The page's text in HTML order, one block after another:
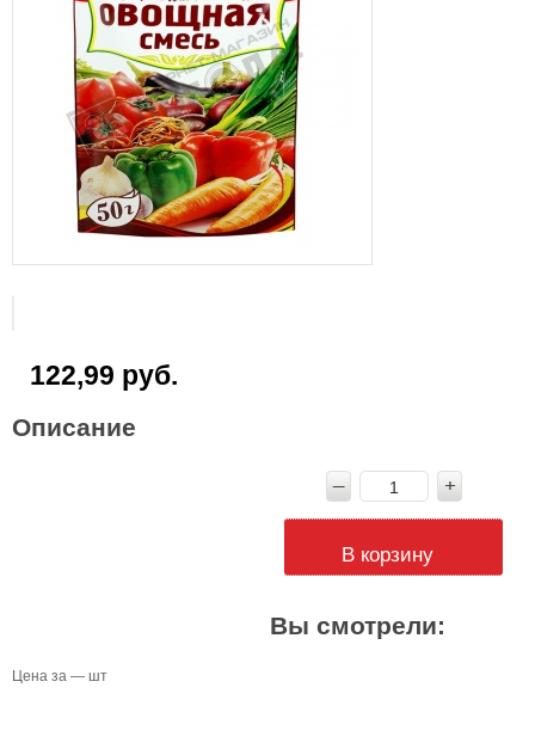
122,99 руб.
Описание
В корзину
Вы смотрели:
Цена за — шт